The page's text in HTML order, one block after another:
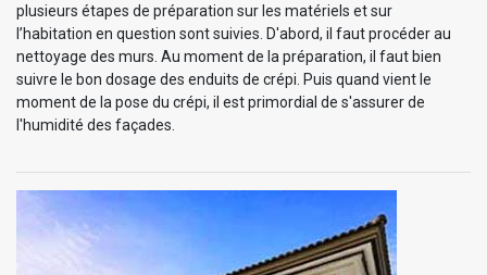
plusieurs étapes de préparation sur les matériels et sur
l’habitation en question sont suivies. D'abord, il faut procéder au
nettoyage des murs. Au moment de la préparation, il faut bien
suivre le bon dosage des enduits de crépi. Puis quand vient le
moment de la pose du crépi, il est primordial de s'assurer de
l'humidité des façades.